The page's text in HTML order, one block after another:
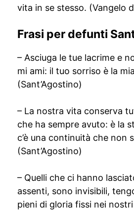
vita in se stesso. (Vangelo
Frasi per defunti
– Asciuga le tue lacrime e
mi ami: il tuo sorriso è la
(Sant’Agostino)
– La nostra vita conserva
che ha sempre avuto: è la
c’è una continuità che non
(Sant’Agostino)
– Quelli che ci hanno
assenti, sono invisibili,
pieni di gloria fissi nei